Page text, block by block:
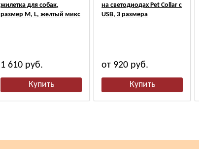
жилетка для собак,
размер M, L, желтый микс
1 610 руб.
на светодиодах Pet Collar с
USB, 3 размера
от 920 руб.